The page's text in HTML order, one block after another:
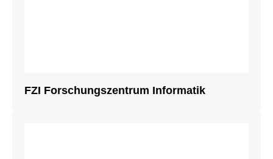
FZI Forschungszentrum Informatik